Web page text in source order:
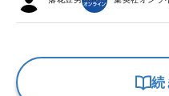
続